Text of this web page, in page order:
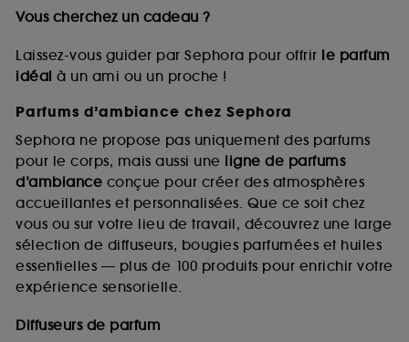
Vous cherchez un cadeau ?
Laissez-vous guider par Sephora pour offrir le parfum
idéal à un ami ou un proche !
Parfums d’ambiance chez Sephora
Sephora ne propose pas uniquement des parfums
pour le corps, mais aussi une ligne de parfums
d’ambiance conçue pour créer des atmosphères
accueillantes et personnalisées. Que ce soit chez
vous ou sur votre lieu de travail, découvrez une large
sélection de diffuseurs, bougies parfumées et huiles
essentielles — plus de 100 produits pour enrichir votre
expérience sensorielle.
Diffuseurs de parfum